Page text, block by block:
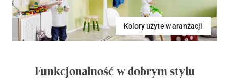
Kolory użyte w aranżacji
Funkcjonalność w dobrym stylu